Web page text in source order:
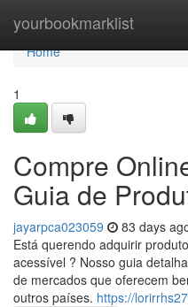
yourbookmarklist
Home
Home
1
Compre
Guia de
jayarpca023059 83 days
Está querendo adquirir
acessível ? Nosso guia
de mercados que oferecem
outros países. https://